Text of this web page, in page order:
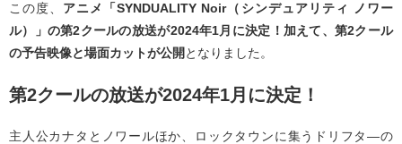
この度、 アニメ「SYNDUALITY Noir（シンデュアリティ ノワー
ル）」の第2クールの放送が2024年1月に決定！ 加えて、第2クール
の予告映像と場面カットが公開 となりました。
第2クールの放送が2024年1月に決定！
主人公カナタとノワールほか、ロックタウンに集うドリフタ―の